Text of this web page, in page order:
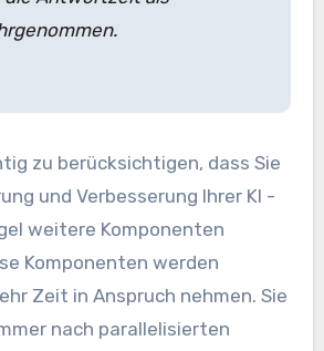
zu berücksichtigen, dass Sie
und Verbesserung Ihrer KI -
weitere Komponenten
Komponenten werden
Zeit in Anspruch nehmen. Sie
nach parallelisierten